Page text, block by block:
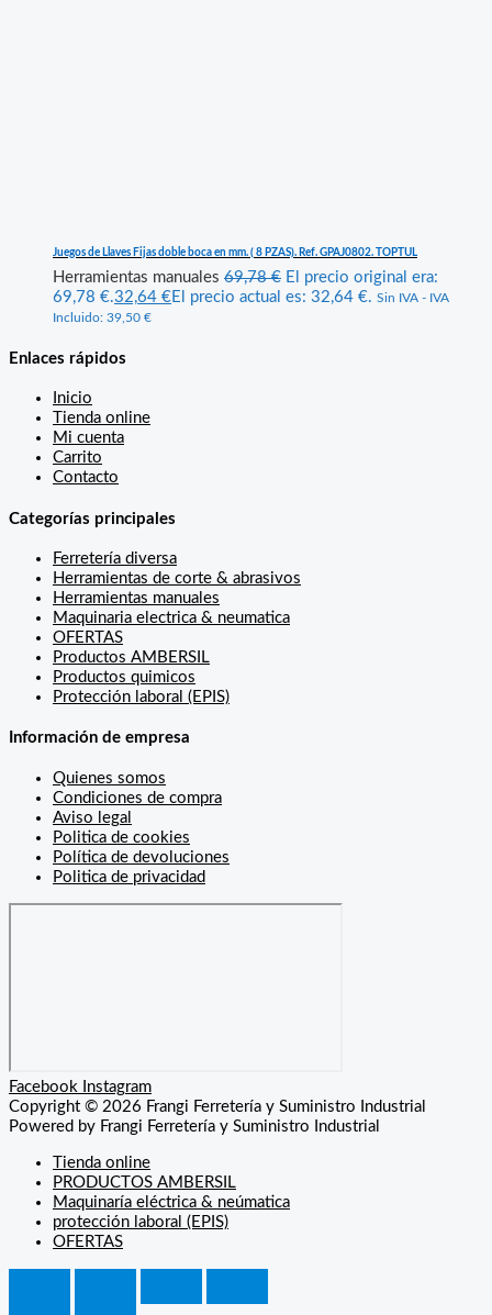
Juegos de Llaves Fijas doble boca en mm. ( 8 PZAS). Ref. GPAJ0802. TOPTUL
Herramientas manuales 69,78€ El precio original era:
69,78 €.32,64 €El precio actual es: 32,64 €. Sin IVA - IVA
Incluido: 39,50 €
Enlaces rápidos
Inicio
Tienda online
Mi cuenta
Carrito
Contacto
Categorías principales
Ferretería diversa
Herramientas de corte & abrasivos
Herramientas manuales
Maquinaria electrica & neumatica
OFERTAS
Productos AMBERSIL
Productos quimicos
Protección laboral (EPIS)
Información de empresa
Quienes somos
Condiciones de compra
Aviso legal
Politica de cookies
Política de devoluciones
Politica de privacidad
Facebook Instagram
Copyright © 2026 Frangi Ferretería y Suministro Industrial
Powered by Frangi Ferretería y Suministro Industrial
Tienda online
PRODUCTOS AMBERSIL
Maquinaría eléctrica & neúmatica
protección laboral (EPIS)
OFERTAS